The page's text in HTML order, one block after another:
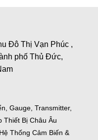
Đô Thị Vạn Phúc ,
phố Thủ Đức,
Gauge, Transmitter,
Thiết Bị Châu Âu
Thống Cảm Biến &